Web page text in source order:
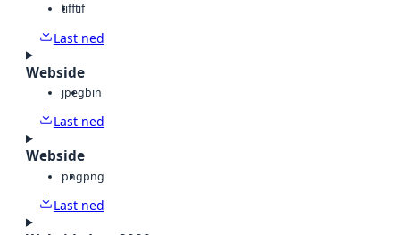
tifftif
Last ned
Webside
jpegbin
Last ned
Webside
pngpng
Last ned